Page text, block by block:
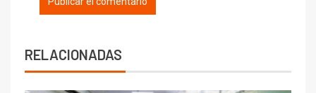
RELACIONADAS